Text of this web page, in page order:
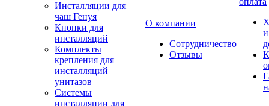
Инсталляции для
чаш Генуя
Кнопки для
инсталляций
Комплекты
крепления для
инсталляций
унитазов
Системы
инсталляции для
О компании
Сотрудничество
Отзывы
и